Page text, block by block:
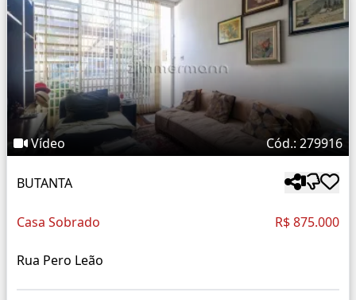
Vídeo Cód.: 279916
BUTANTA
Casa Sobrado R$ 875.000
Rua Pero Leão